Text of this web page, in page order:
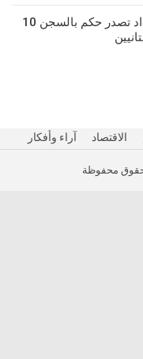
محكمة استئناف بغداد تصدر حكم بالسجن 10
الاقتصاد آراء وأفكار